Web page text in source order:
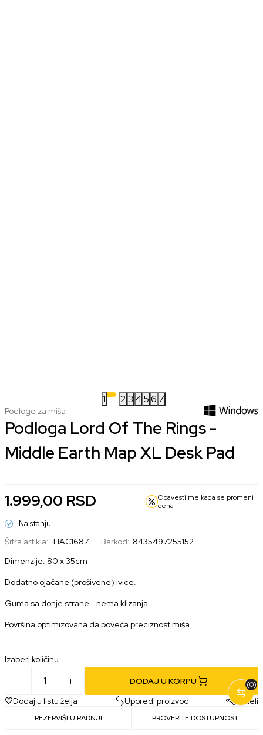
1 2 3 4 56 7
Podloge za miša
Podloga Lord Of The Rings -
Middle Earth Map XL Desk Pad
1.999,00 RSD
Obavesti me kada se promeni
cena
Na stanju
Šifra artikla: HAC1687 Barkod: 8435497255152
Dimenzije: 80 x 35cm
Dodatno ojačane (prošivene) ivice.
Guma sa donje strane - nema klizanja.
Površina optimizovana da poveća preciznost miša.
Izaberi količinu
DODAJ U KORPU
Dodaj u listu želja
Uporedi proizvod Podeli
REZERVIŠI U RADNJI PROVERITE DOSTUPNOST
(0)